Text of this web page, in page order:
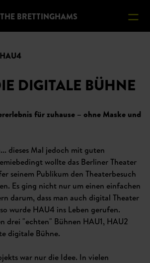
THE BRETTINGHAMS
HAU4
DIGITALE BÜHNE
für zuhause – ohne Maske und
dieses Mal jedoch mit guten
wollte das Berliner Theater
seinem Publikum den Theaterbesuch
Es ging nicht nur um einen einfachen
darum, dass man auch digital Theater
wurde HAU4 ins Leben gerufen.
drei "echten" Bühnen HAU1, HAU2
digitale Bühne.
war nur die Idee. In vielen